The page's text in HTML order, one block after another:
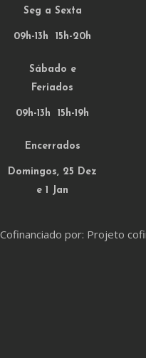
Seg a Sexta
09h-13h 15h-20h
Sábado e
Feriados
09h-13h 15h-19h
Encerrados
Domingos, 25 Dez
e 1 Jan
Cofinanciado por: Projeto